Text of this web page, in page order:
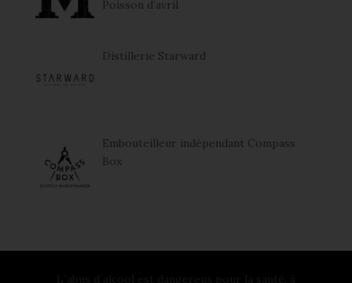
Poisson d’avril
Distillerie Starward
Embouteilleur indépendant Compass
Box